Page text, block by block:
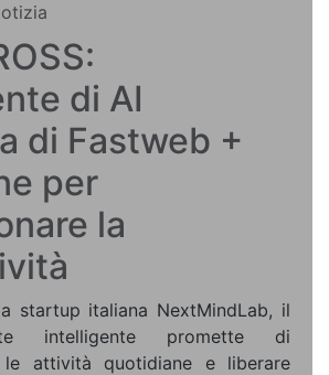
di AI
di Fastweb +
per
la
startup italiana NextMindLab, il
intelligente promette di
le attività quotidiane e liberare